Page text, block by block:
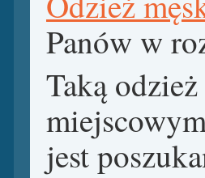
Panów w
Taką
jest